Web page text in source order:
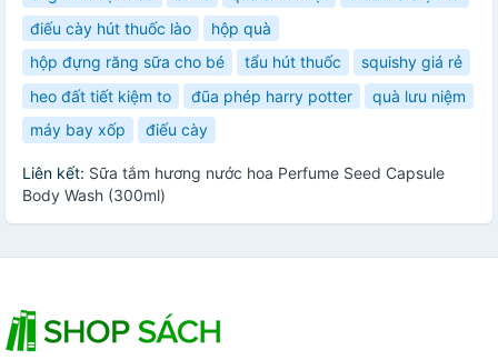
điếu cày hút thuốc lào
hộp quà
hộp đựng răng sữa cho bé
tẩu hút thuốc
squishy giá rẻ
heo đất tiết kiệm to
đũa phép harry potter
quà lưu niệm
máy bay xốp
điếu cày
Liên kết: Sữa tắm hương nước hoa Perfume Seed Capsule
Body Wash (300ml)